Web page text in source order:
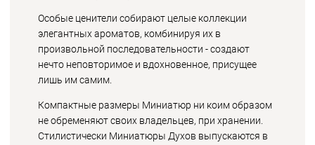
Особые ценители собирают целые коллекции
элегантных ароматов, комбинируя их в
произвольной последовательности - создают
нечто неповторимое и вдохновенное, присущее
лишь им самим.
Компактные размеры Миниатюр ни коим образом
не обременяют своих владельцев, при хранении.
Стилистически Миниатюры Духов выпускаются в